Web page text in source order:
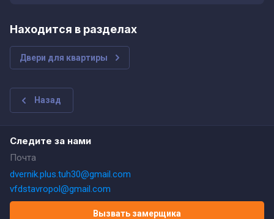
Находится в разделах
Двери для квартиры
Назад
Следите за нами
Почта
dvernik.plus.tuh30@gmail.com
vfdstavropol@gmail.com
Вызвать замерщика